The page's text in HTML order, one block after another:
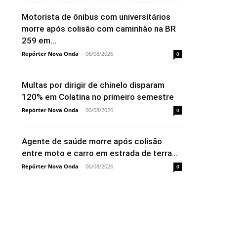
Motorista de ônibus com universitários
morre após colisão com caminhão na BR
259 em...
Repórter Nova Onda - 06/08/2026 0
Multas por dirigir de chinelo disparam
120% em Colatina no primeiro semestre
Repórter Nova Onda - 06/08/2026 0
Agente de saúde morre após colisão
entre moto e carro em estrada de terra...
Repórter Nova Onda - 06/08/2026 0